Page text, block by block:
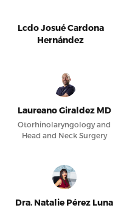
Lcdo Josué Cardona
Hernández
Laureano Giraldez MD
Otorhinolaryngology and
Head and Neck Surgery
Dra. Natalie Pérez Luna